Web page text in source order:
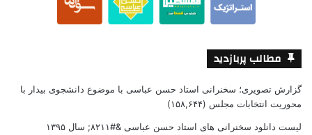
مطالب پربازدید
گزارش تصویری؛ سخنرانی استاد حسن عباسی با موضوع دانشجوی بیدار با
محوریت انتخابات مجلس (۱۵۸,۶۴۴)
لیست دانلود سخنرانی های استاد حسن عباسی &#۸۲۱۱; سال ۱۳۹۵